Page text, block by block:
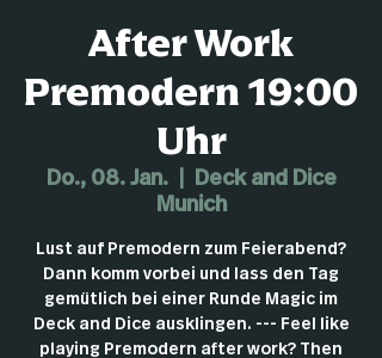
After Work
Premodern 19:00
Uhr
Do., 08. Jan.
  |
Deck and Dice
Munich
Lust auf Premodern zum Feierabend?
Dann komm vorbei und lass den Tag
gemütlich bei einer Runde Magic im
Deck and Dice ausklingen. --- Feel like
playing Premodern after work? Then